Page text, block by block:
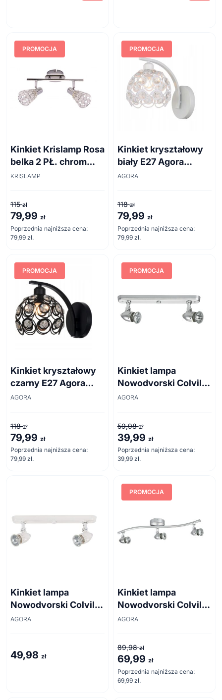
PROMOCJA
Kinkiet Krislamp Rosa
belka 2 PŁ. chrom
R119/2L MAX
KRISLAMP
115zł
Pierwotna
cena
wynosiła:
79,99 zł
Aktualna
cena
wynosi:
Poprzednia najniższa cena:
79,99 zł.
PROMOCJA
Kinkiet kryształowy
biały E27 Agora
Piękny + żarówka
AGORA
118zł
Pierwotna
cena
wynosiła:
79,99 zł
Aktualna
cena
wynosi:
Poprzednia najniższa cena:
79,99 zł.
PROMOCJA
Kinkiet kryształowy
czarny E27 Agora
Piękny + żarówka
AGORA
118zł
Pierwotna
cena
wynosiła:
79,99 zł
Aktualna
cena
wynosi:
Poprzednia najniższa cena:
79,99 zł.
PROMOCJA
Kinkiet lampa
Nowodvorski Colville
II Silver 5733
AGORA
59,98zł
Pierwotna
cena
wynosiła:
39,99 zł
Aktualna
cena
wynosi:
Poprzednia najniższa cena:
39,99 zł.
Kinkiet lampa
Nowodvorski Colville
II White 5726
AGORA
49,98 zł
PROMOCJA
Kinkiet lampa
Nowodvorski Colville
III Silver 5735
AGORA
89,98zł
Pierwotna
cena
wynosiła:
69,99 zł
Aktualna
cena
wynosi:
Poprzednia najniższa cena:
69,99 zł.